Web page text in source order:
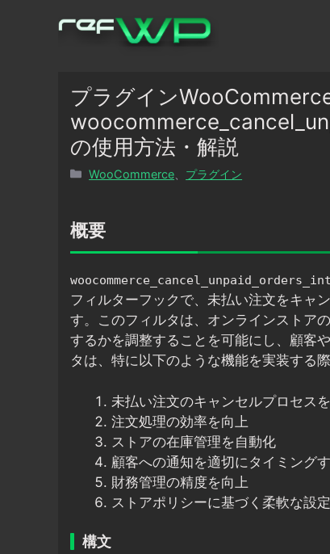
プラグイン
の使用方法・解説
カ
リ
ー
WooCommerce プラグイン
概要
フィルターフックで、未払い注文をキャ
す。このフィルタは、オンラインストア
するかを調整することを可能にし、顧客
タは、特に以下のような機能を実装する
未払い注文のキャンセルプロセス
注文処理の効率を向上
ストアの在庫管理を自動化
顧客への通知を適切にタイミング
財務管理の精度を向上
ストアポリシーに基づく柔軟な設定
構文